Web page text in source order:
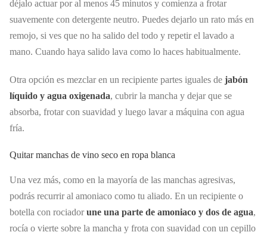
déjalo actuar por al menos 45 minutos y comienza a frotar
suavemente con detergente neutro. Puedes dejarlo un rato más en
remojo, si ves que no ha salido del todo y repetir el lavado a
mano. Cuando haya salido lava como lo haces habitualmente.
Otra opción es mezclar en un recipiente partes iguales de jabón
líquido y agua oxigenada, cubrir la mancha y dejar que se
absorba, frotar con suavidad y luego lavar a máquina con agua
fría.
Quitar manchas de vino seco en ropa blanca
Una vez más, como en la mayoría de las manchas agresivas,
podrás recurrir al amoniaco como tu aliado. En un recipiente o
botella con rociadorune una parte de amoniaco y dos de agua,
rocía o vierte sobre la mancha y frota con suavidad con un cepillo